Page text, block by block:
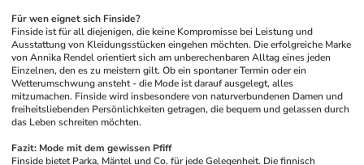
Für wen eignet sich Finside?
Finside ist für all diejenigen, die keine Kompromisse bei Leistung und
Ausstattung von Kleidungsstücken eingehen möchten. Die erfolgreiche Marke
von Annika Rendel orientiert sich am unberechenbaren Alltag eines jeden
Einzelnen, den es zu meistern gilt. Ob ein spontaner Termin oder ein
Wetterumschwung ansteht - die Mode ist darauf ausgelegt, alles
mitzumachen. Finside wird insbesondere von naturverbundenen Damen und
freiheitsliebenden Persönlichkeiten getragen, die bequem und gelassen durch
das Leben schreiten möchten.
Fazit: Mode mit dem gewissen Pfiff
Finside bietet Parka, Mäntel und Co. für jede Gelegenheit. Die finnisch